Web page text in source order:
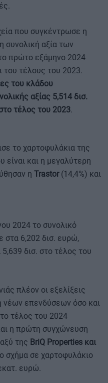
που συγκέντρωσε η
συνολική αξία των
πρώτο εξάμηνο 2024
του τέλους του 2023.
του κλάδου
αξίας 5,514 δισ.
τέλος του 2023.
το χαρτοφυλάκια της
είναι και η μεγαλύτερη
η Trastor(14,4%) και
2024 το συνολικό
στα 6,202 δισ. ευρώ,
δισ. στο τέλος του
πλέον οι εξελίξεις
επενδύσεων όσο και
τέλος του 2024
η πρώτη συγχώνευση
της BriQ Properties και
σχήμα σε χαρτοφυλάκιο
ευρώ.